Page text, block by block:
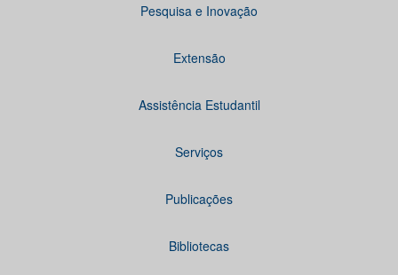
Pesquisa e Inovação
Extensão
Assistência Estudantil
Serviços
Publicações
Bibliotecas